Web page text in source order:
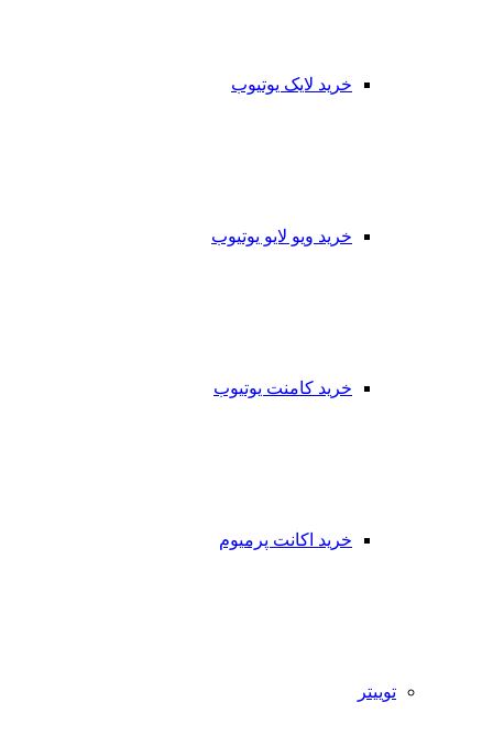
خرید لایک یوتیوب
خرید ویو لایو یوتیوب
خرید کامنت یوتیوب
خرید اکانت پرمیوم
توییتر